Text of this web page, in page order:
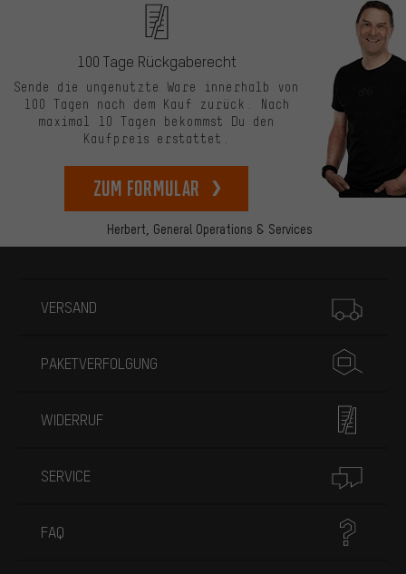
Herbert, General Operations & Services
100 Tage Rückgaberecht
Sende die ungenutzte Ware innerhalb von
100 Tagen nach dem Kauf zurück. Nach
maximal 10 Tagen bekommst Du den
Kaufpreis erstattet.
zum Formular
VERSAND
PAKETVERFOLGUNG
WIDERRUF
SERVICE
FAQ